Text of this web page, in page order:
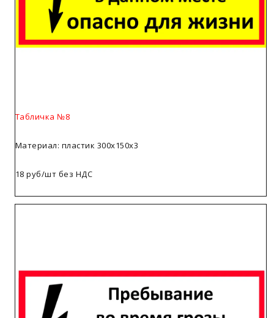
Табличка №8
Материал: пластик 300х150х3
18 руб/шт без НДС